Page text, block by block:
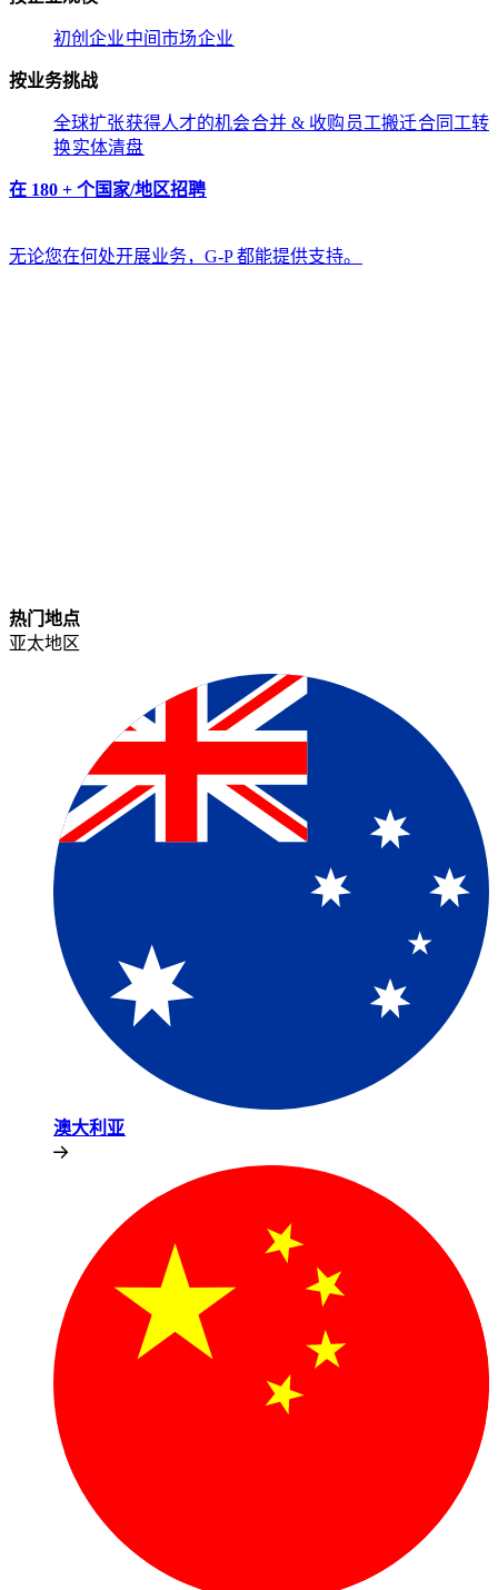
初创企业​​中间市场​​企业​​
按业务挑战​​
全球扩张​​获得人才的机会​​合并 & 收购​​ 员工搬迁​​合同工转
换​​实体清盘​​
在 180 + 个国家/地区招聘​​
无论您在何处开展业务，G-P 都能提供支持。​​
热门地点​​
亚太地区​​
澳大利亚​​